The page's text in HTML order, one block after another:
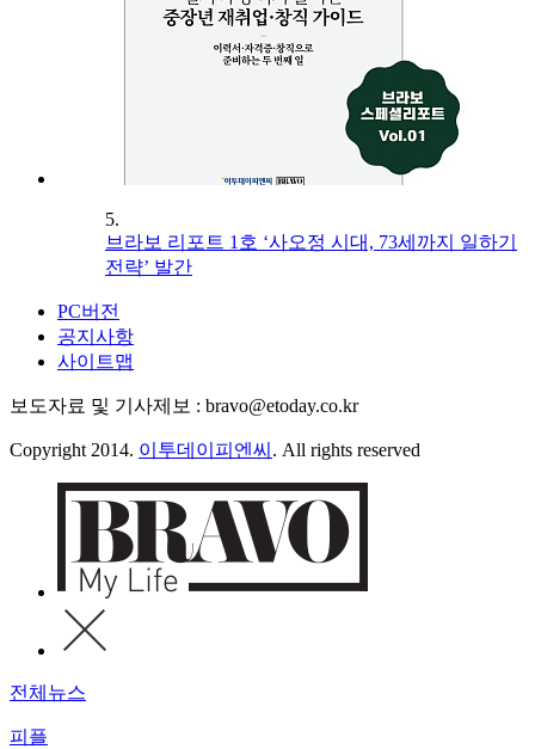
5.
브라보 리포트 1호 ‘사오정 시대, 73세까지 일하기
전략’ 발간
PC버전
공지사항
사이트맵
보도자료 및 기사제보 : bravo@etoday.co.kr
Copyright 2014. 이투데이피엔씨 . All rights reserved
전체뉴스
피플